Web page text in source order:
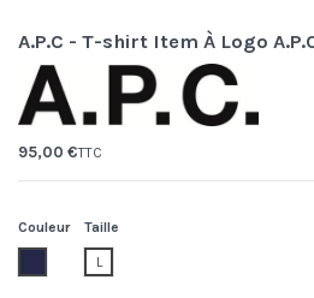
A.P.C - T-shirt Item À Logo
95,00 €TTC
Couleur
Iak.dark navy
Taille
L